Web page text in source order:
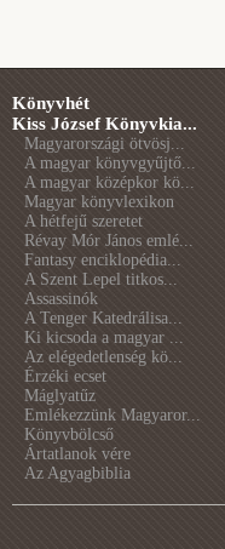
Könyvhét
Kiss József Könyvkia...
Magyarországi ötvösj...
A magyar könyvgyűjtő...
A magyar középkor kö...
Magyar könyvlexikon
A hétfejű szeretet
Révay Mór János emlé...
Fantasy enciklopédia...
A Szent Lepel titkos...
Assassinók
A Tenger Katedrálisa...
Ki kicsoda a magyar ...
Az elégedetlenség kö...
Érzéki ecset
Máglyatűz
Emlékezzünk Magyaror...
Könyvbölcső
Ártatlanok vére
Az Agyagbiblia